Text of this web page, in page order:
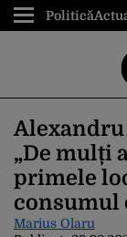
Politică
Alexandru
„De mulți
primele
consumul
Marius Olaru